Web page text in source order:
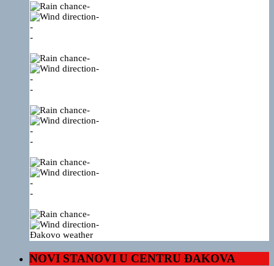
-
-
-
-
-
-
-
-
-
-
-
-
-
-
-
-
-
-
Đakovo weather
NOVI STANOVI U CENTRU ĐAKOVA